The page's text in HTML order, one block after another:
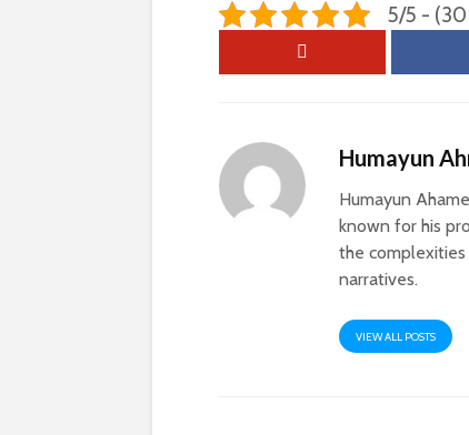
5/5 -
Humayun
Humayun
known for his
the complexities
narratives.
VIEW ALL POSTS